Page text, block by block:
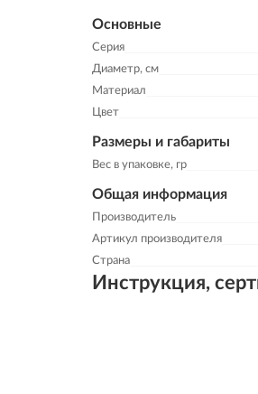
Основные
Серия
Диаметр, см
Материал
Цвет
Размеры и габариты
Вес в упаковке, гр
Общая информация
Производитель
Артикул производителя
Страна
Инструкция,